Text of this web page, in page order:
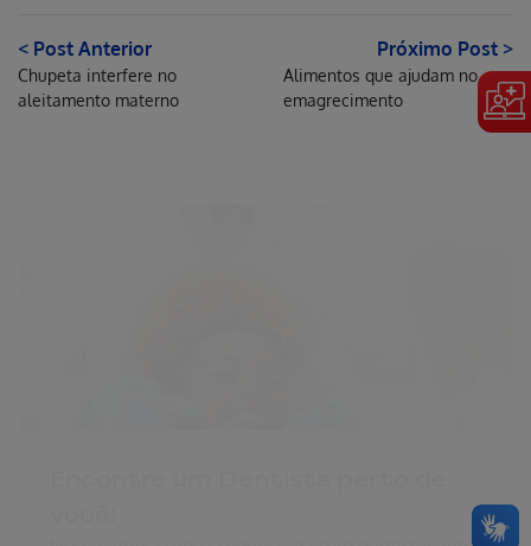
< Post Anterior
Chupeta interfere no
aleitamento materno
Próximo Post >
Alimentos que ajudam no
emagrecimento